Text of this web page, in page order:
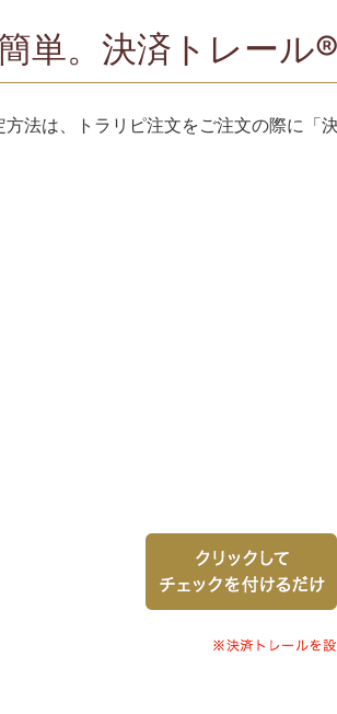
単。決済トレール®
法は、トラリピ注文をご注文の際に「